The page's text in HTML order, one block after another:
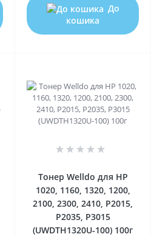
До
кошика
Тонер Welldo для HP
1020, 1160, 1320, 1200,
2100, 2300, 2410, P2015,
P2035, P3015
(UWDTH1320U-100) 100г